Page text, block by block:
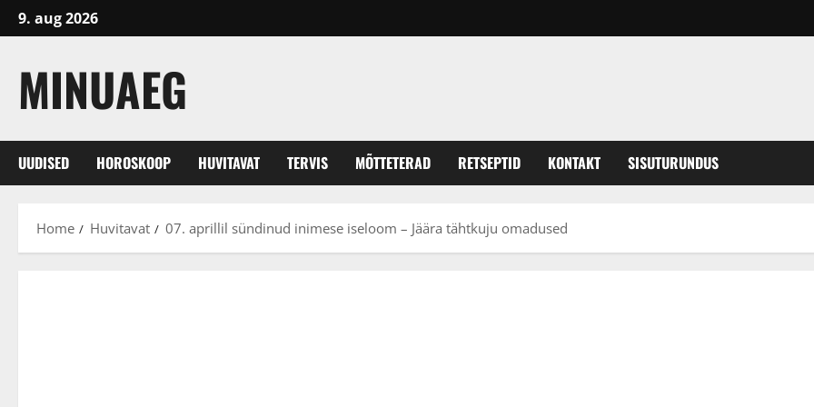
Skip
to
9. aug 2026
MINUAEG
UUDISED HOROSKOOP HUVITAVAT TERVIS MÕTTETERAD RETSEPTID KONTAKT SISUTURUNDUS
Home Huvitavat 07. aprillil sündinud inimese iseloom – Jäära tähtkuju omadused